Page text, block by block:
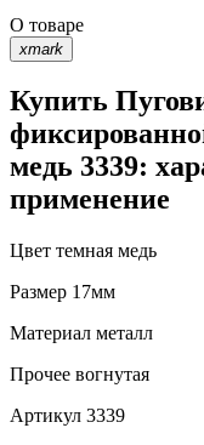
О товаре
xmark
Купить
медь 3339:
применение
Цвет темная медь
Размер 17мм
Материал металл
Прочее вогнутая
Артикул 3339